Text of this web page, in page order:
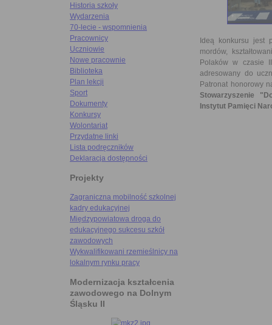
Historia szkoły
Wydarzenia
70-lecie - wspomnienia
Pracownicy
Uczniowie
Nowe pracownie
Biblioteka
Plan lekcji
Sport
Dokumenty
Konkursy
Wolontariat
Przydatne linki
Lista podręczników
Deklaracja dostępności
Projekty
Zagraniczna mobilność szkolnej
kadry edukacyjnej
Międzypowiatowa droga do
edukacyjnego sukcesu szkół
zawodowych
Wykwalifikowani rzemieślnicy na
lokalnym rynku pracy
Modernizacja kształcenia
zawodowego na Dolnym
Śląsku II
Ideą konkursu jest
mordów,
Polaków w czasie
adresowany do
Patronat honorowy
Stowarzyszenie
Instytut Pamięci